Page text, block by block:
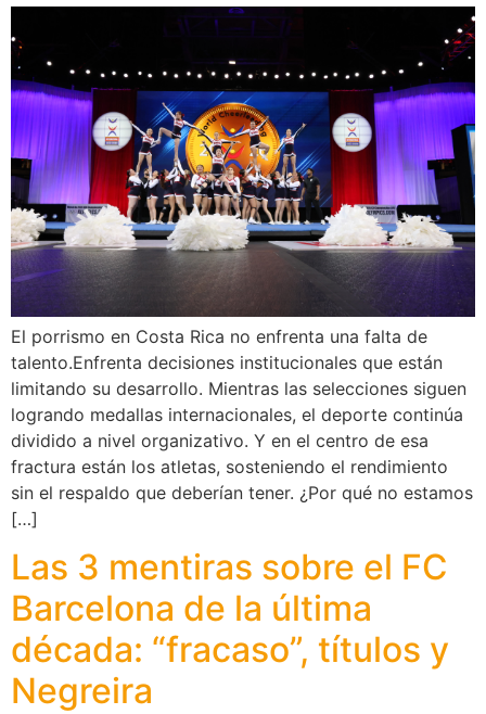
El porrismo en Costa Rica no enfrenta una falta de
talento.Enfrenta decisiones institucionales que están
limitando su desarrollo. Mientras las selecciones siguen
logrando medallas internacionales, el deporte continúa
dividido a nivel organizativo. Y en el centro de esa
fractura están los atletas, sosteniendo el rendimiento
sin el respaldo que deberían tener. ¿Por qué no estamos
[…]
Las 3 mentiras sobre el FC
Barcelona de la última
década: “fracaso”, títulos y
Negreira